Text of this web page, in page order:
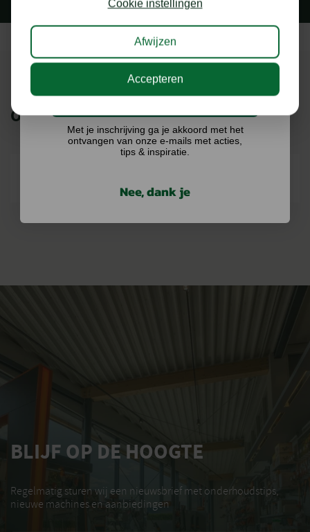
ONZE MERKEN
BLIJF OP DE HOOGTE
Regelmatig sturen wij een nieuwsbrief met onderhoudstips,
nieuwe machines en aanbiedingen
Cookie instellingen
Afwijzen
Accepteren
Ik doe graag mee!
Met je inschrijving ga je akkoord met het
ontvangen van onze e-mails met acties,
tips & inspiratie.
Nee, dank je